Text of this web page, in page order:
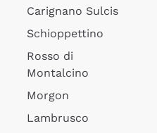
Carignano Sulcis
Schioppettino
Rosso di
Montalcino
Morgon
Lambrusco